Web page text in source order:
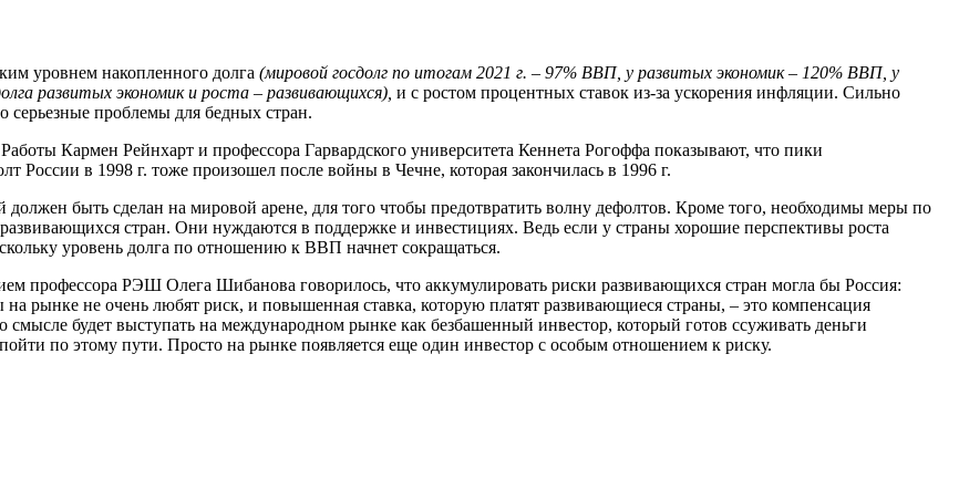
уровнем накопленного долга (мировой госдолг по итогам 2021 г. – 97% ВВП, у развитых экономик – 120% ВВП, у
развитых экономик и роста – развивающихся), и с ростом процентных ставок из-за ускорения инфляции. Сильно
серьезные проблемы для бедных стран.
Кармен Рейнхарт и профессора Гарвардского университета Кеннета Рогоффа показывают, что пики
России в 1998 г. тоже произошел после войны в Чечне, которая закончилась в 1996 г.
быть сделан на мировой арене, для того чтобы предотвратить волну дефолтов. Кроме того, необходимы меры по
стран. Они нуждаются в поддержке и инвестициях. Ведь если у страны хорошие перспективы роста
уровень долга по отношению к ВВП начнет сокращаться.
профессора РЭШ Олега Шибанова говорилось, что аккумулировать риски развивающихся стран могла бы Россия:
рынке не очень любят риск, и повышенная ставка, которую платят развивающиеся страны, – это компенсация
смысле будет выступать на международном рынке как безбашенный инвестор, который готов ссуживать деньги
по этому пути. Просто на рынке появляется еще один инвестор с особым отношением к риску.